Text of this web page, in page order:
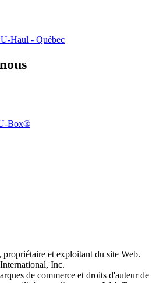
U-Haul - Québec
Box®
propriétaire et exploitant du site Web.
International, Inc.
de commerce et droits d'auteur de